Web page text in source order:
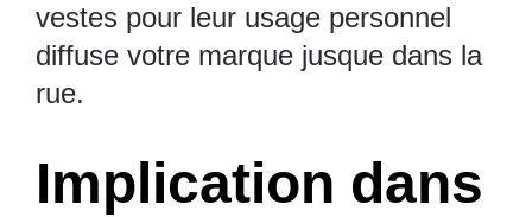
vestes pour leur usage personnel
diffuse votre marque jusque dans la
rue.
Implication dans